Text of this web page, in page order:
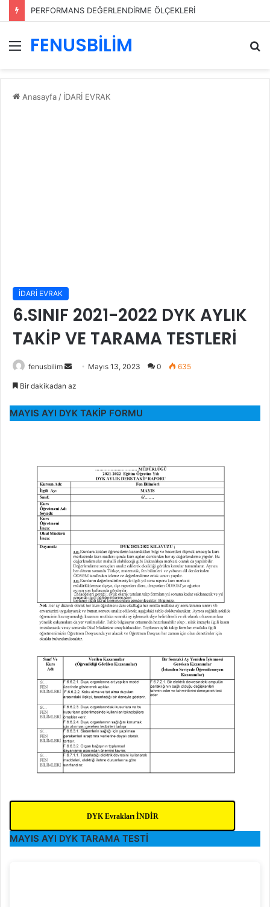
PERFORMANS DEĞERLENDİRME ÖLÇEKLERİ
Menü
FENUSBİLİM
...
Anasayfa / İDARİ EVRAK
İDARİ EVRAK
6.SINIF 2021-2022 DYK AYLIK
TAKİP VE TARAMA TESTLERİ
fenusbilim
Bir
göndermek
Mayıs 13, 2023 0 635
Bir dakikadan az
MAYIS AYI DYK TAKİP FORMU
DYK Evrakları İNDİR
MAYIS AYI DYK TARAMA TESTİ